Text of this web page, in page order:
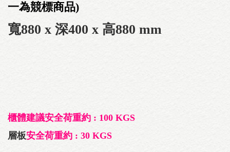
一為競標商品)
寬880 x 深400 x 高880 mm
櫃體建議安全荷重約 : 100 KGS
層板安全荷重約 : 30 KGS